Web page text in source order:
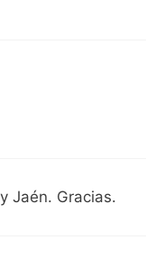
Jaén. Gracias.